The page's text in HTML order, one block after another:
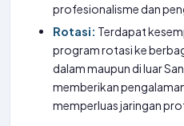
profesionalisme dan
Rotasi: Terdapat
program rotasi ke
dalam maupun di luar
memberikan
memperluas jaringan